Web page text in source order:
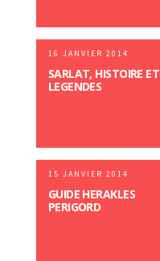
16 JANVIER 2014
SARLAT, HISTOIRE ET
LEGENDES
15 JANVIER 2014
GUIDE HERAKLES
PERIGORD